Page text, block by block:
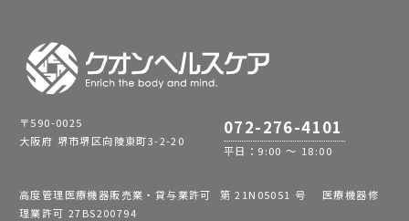
〒590-0025
大阪府 堺市堺区向陵東町3-2-20
072-276-4101
平日：9:00 ～ 18:00
高度管理医療機器販売業・貸与業許可 第 21N05051 号 医療機器修
理業許可 27BS200794